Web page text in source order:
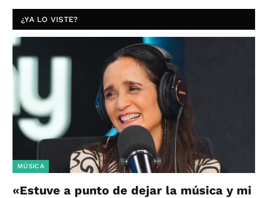
¿YA LO VISTE?
MÚSICA
«Estuve a punto de dejar la música y mi